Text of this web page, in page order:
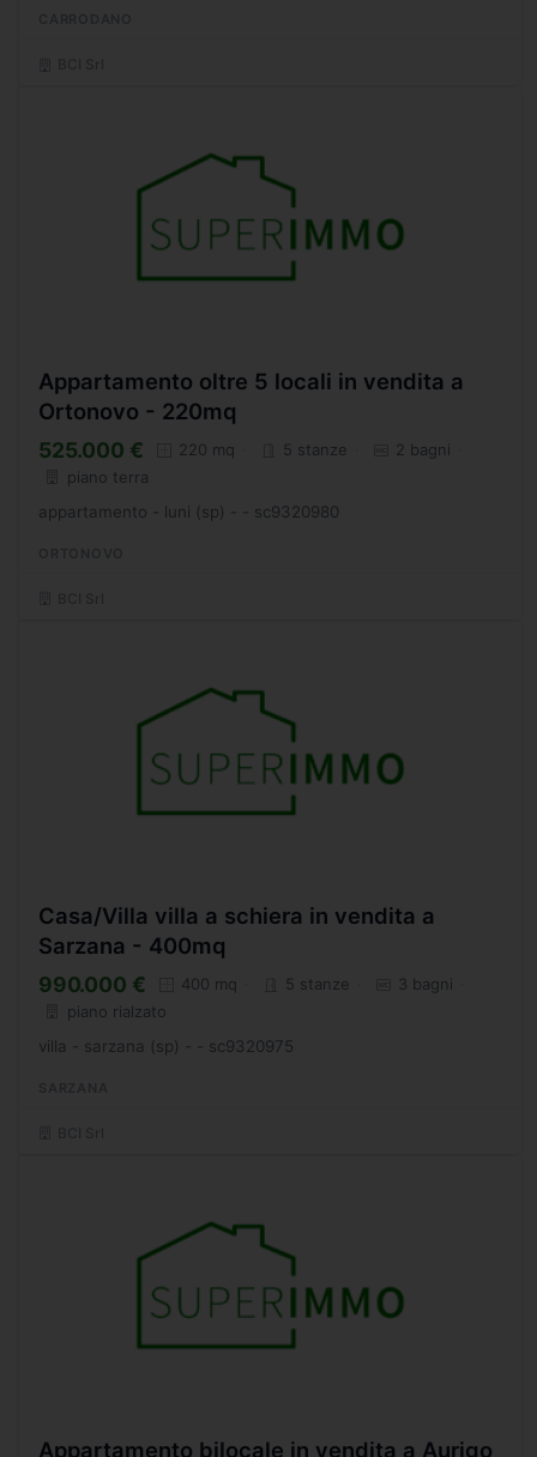
Appartamento oltre 5 locali in vendita a
Ortonovo - 220mq
525.000 € 220 mq 5 stanze
2 bagni
piano terra
appartamento - luni (sp) - - sc9320980
Casa/Villa villa a schiera in vendita a
Sarzana - 400mq
990.000 € 400 mq 5 stanze
3 bagni
piano rialzato
villa - sarzana (sp) - - sc9320975
Appartamento bilocale in vendita a Aurigo